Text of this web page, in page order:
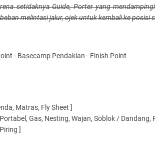
setidaknya Guide, Porter yang
melintasi jalur, ojek untuk kembali ke posisi
- Basecamp Pendakian - Finish Point
Matras, Fly Sheet ]
Gas, Nesting, Wajan, Soblok / Dandang,
]